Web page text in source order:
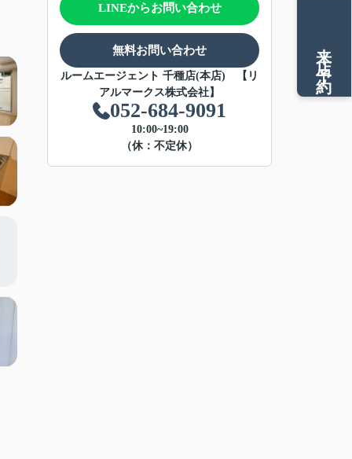
LINEからお問い合わせ
無料お問い合わせ
ルームエージェント 千種店(本店) 【リ
アルマークス株式会社】
052-684-9091
10:00~19:00
（休：不定休）
来店予約